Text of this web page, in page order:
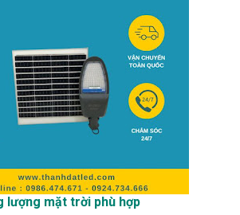
lượng mặt trời phù hợp